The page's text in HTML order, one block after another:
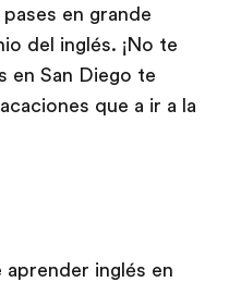
en grande
del inglés. ¡No te
en San Diego te
que a ir a la
aprender inglés en